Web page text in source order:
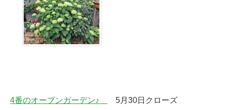
4番のオープンガーデン♪ 5月30日クローズ